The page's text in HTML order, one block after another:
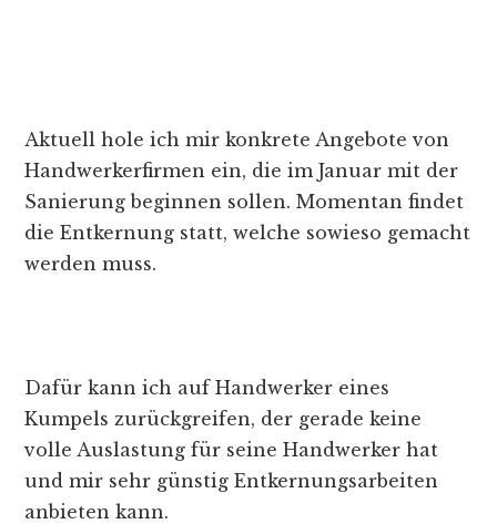
Aktuell hole ich mir konkrete Angebote von
Handwerkerfirmen ein, die im Januar mit der
Sanierung beginnen sollen. Momentan findet
die Entkernung statt, welche sowieso gemacht
werden muss.
Dafür kann ich auf Handwerker eines
Kumpels zurückgreifen, der gerade keine
volle Auslastung für seine Handwerker hat
und mir sehr günstig Entkernungsarbeiten
anbieten kann.